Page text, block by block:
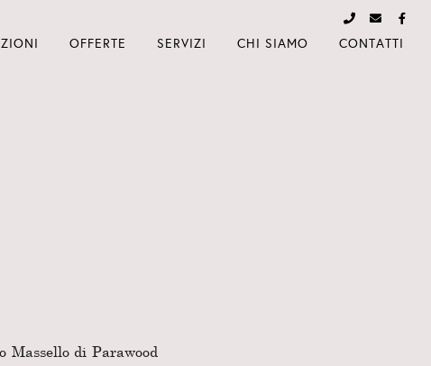
OFFERTE SERVIZI CHI SIAMO CONTATTI
di Parawood